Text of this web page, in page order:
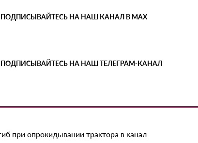
НА НАШ КАНАЛ В MAX
НА НАШ ТЕЛЕГРАМ-КАНАЛ
при опрокидывании трактора в канал